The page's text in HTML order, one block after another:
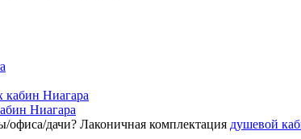
Ниагара
дачи? Лаконичная комплектация душевой